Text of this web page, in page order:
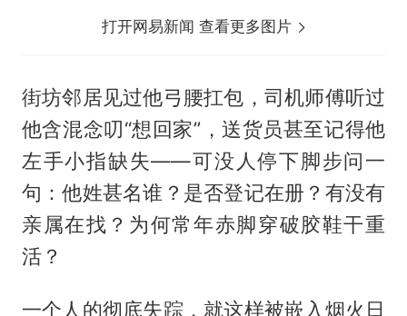
打开网易新闻 查看更多图片
街坊邻居见过他弓腰扛包，司机师傅听过
他含混念叨“想回家”，送货员甚至记得他
左手小指缺失——可没人停下脚步问一
句：他姓甚名谁？是否登记在册？有没有
亲属在找？为何常年赤脚穿破胶鞋干重
活？
一个人的彻底失踪，就这样被嵌入烟火日